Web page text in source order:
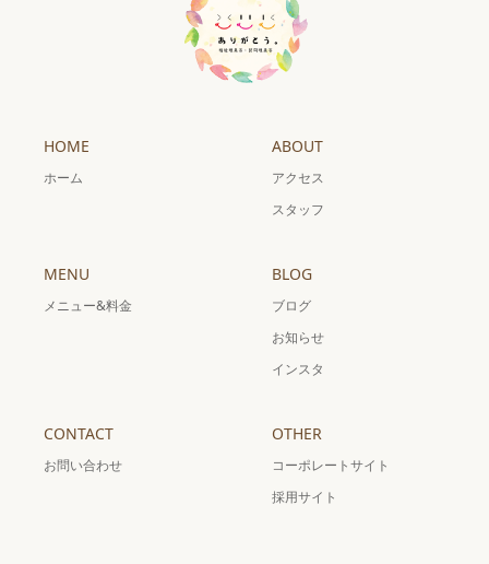
HOME
ホーム
ABOUT
アクセス
スタッフ
MENU
メニュー&料金
BLOG
ブログ
お知らせ
インスタ
CONTACT
お問い合わせ
OTHER
コーポレートサイト
採用サイト